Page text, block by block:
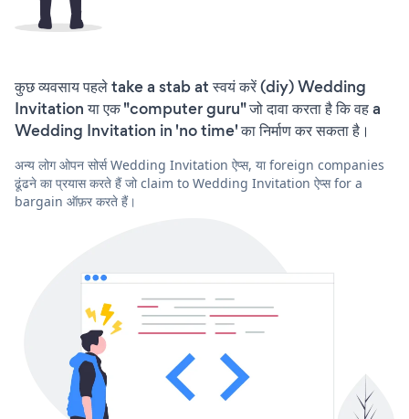
कुछ व्यवसाय पहले take a stab at स्वयं करें (diy) Wedding
Invitation या एक "computer guru" जो दावा करता है कि वह a
Wedding Invitation in 'no time' का निर्माण कर सकता है।
अन्य लोग ओपन सोर्स Wedding Invitation ऐप्स, या foreign companies
ढूंढने का प्रयास करते हैं जो claim to Wedding Invitation ऐप्स for a
bargain ऑफ़र करते हैं।